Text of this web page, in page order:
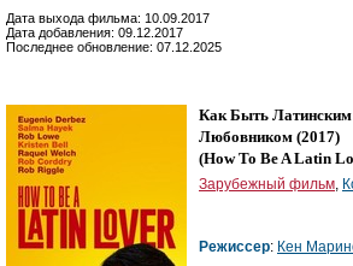
Дата выхода фильма: 10.09.2017
Дата добавления: 09.12.2017
Последнее обновление: 07.12.2025
Как Быть Латинским
Любовником (2017)
(How To Be A Latin
Зарубежный фильм,
Режиссер: Кен